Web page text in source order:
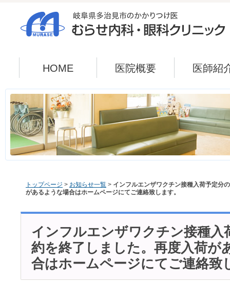
HOME 医院概要 医師紹
トップページ > お知らせ一覧 > インフルエンザワクチン接種入荷予定分
があるような場合はホームページにてご連絡致します。
インフルエンザワクチン接種入
約を終了しました。再度入荷が
合はホームページにてご連絡致